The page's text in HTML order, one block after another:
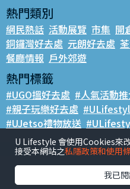
熱門類別
網民熱話 活動展覽 市集 開
銅鑼灣好去處 元朗好去處
餐廳情報 戶外郊遊
熱門標籤
#UGO搵好去處 #人氣活動
#親子玩樂好去處
#UJetso禮物放送
U Lifestyle 會使用Cookies來
接受本網站之私隱政策和使用
我已